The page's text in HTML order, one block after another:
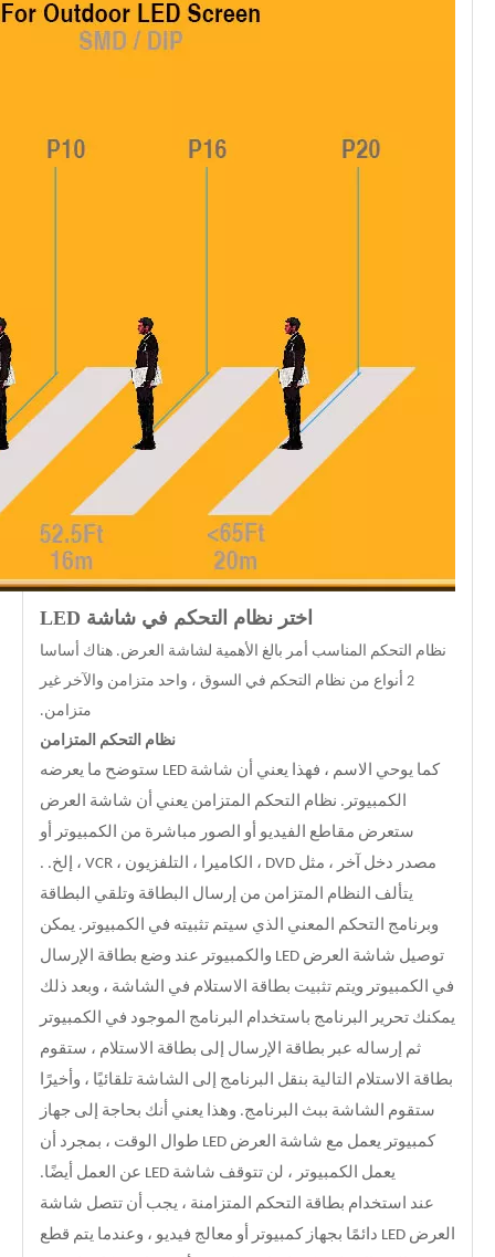
اختر نظام التحكم في شاشة LED
نظام التحكم المناسب أمر بالغ الأهمية لشاشة العرض. هناك أساسا
2 أنواع من نظام التحكم في السوق ، واحد متزامن والآخر غير
متزامن.
نظام التحكم المتزامن
كما يوحي الاسم ، فهذا يعني أن شاشة LED ستوضح ما يعرضه
الكمبيوتر. نظام التحكم المتزامن يعني أن شاشة العرض
ستعرض مقاطع الفيديو أو الصور مباشرة من الكمبيوتر أو
مصدر دخل آخر ، مثل DVD ، الكاميرا ، التلفزيون ، VCR ، إلخ. .
يتألف النظام المتزامن من إرسال البطاقة وتلقي البطاقة
وبرنامج التحكم المعني الذي سيتم تثبيته في الكمبيوتر. يمكن
توصيل شاشة العرض LED والكمبيوتر عند وضع بطاقة الإرسال
في الكمبيوتر ويتم تثبيت بطاقة الاستلام في الشاشة ، وبعد ذلك
يمكنك تحرير البرنامج باستخدام البرنامج الموجود في الكمبيوتر
ثم إرساله عبر بطاقة الإرسال إلى بطاقة الاستلام ، ستقوم
بطاقة الاستلام التالية بنقل البرنامج إلى الشاشة تلقائيًا ، وأخيرًا
ستقوم الشاشة ببث البرنامج. وهذا يعني أنك بحاجة إلى جهاز
كمبيوتر يعمل مع شاشة العرض LED طوال الوقت ، بمجرد أن
يعمل الكمبيوتر ، لن تتوقف شاشة LED عن العمل أيضًا.
عند استخدام بطاقة التحكم المتزامنة ، يجب أن تتصل شاشة
العرض LED دائمًا بجهاز كمبيوتر أو معالج فيديو ، وعندما يتم قطع